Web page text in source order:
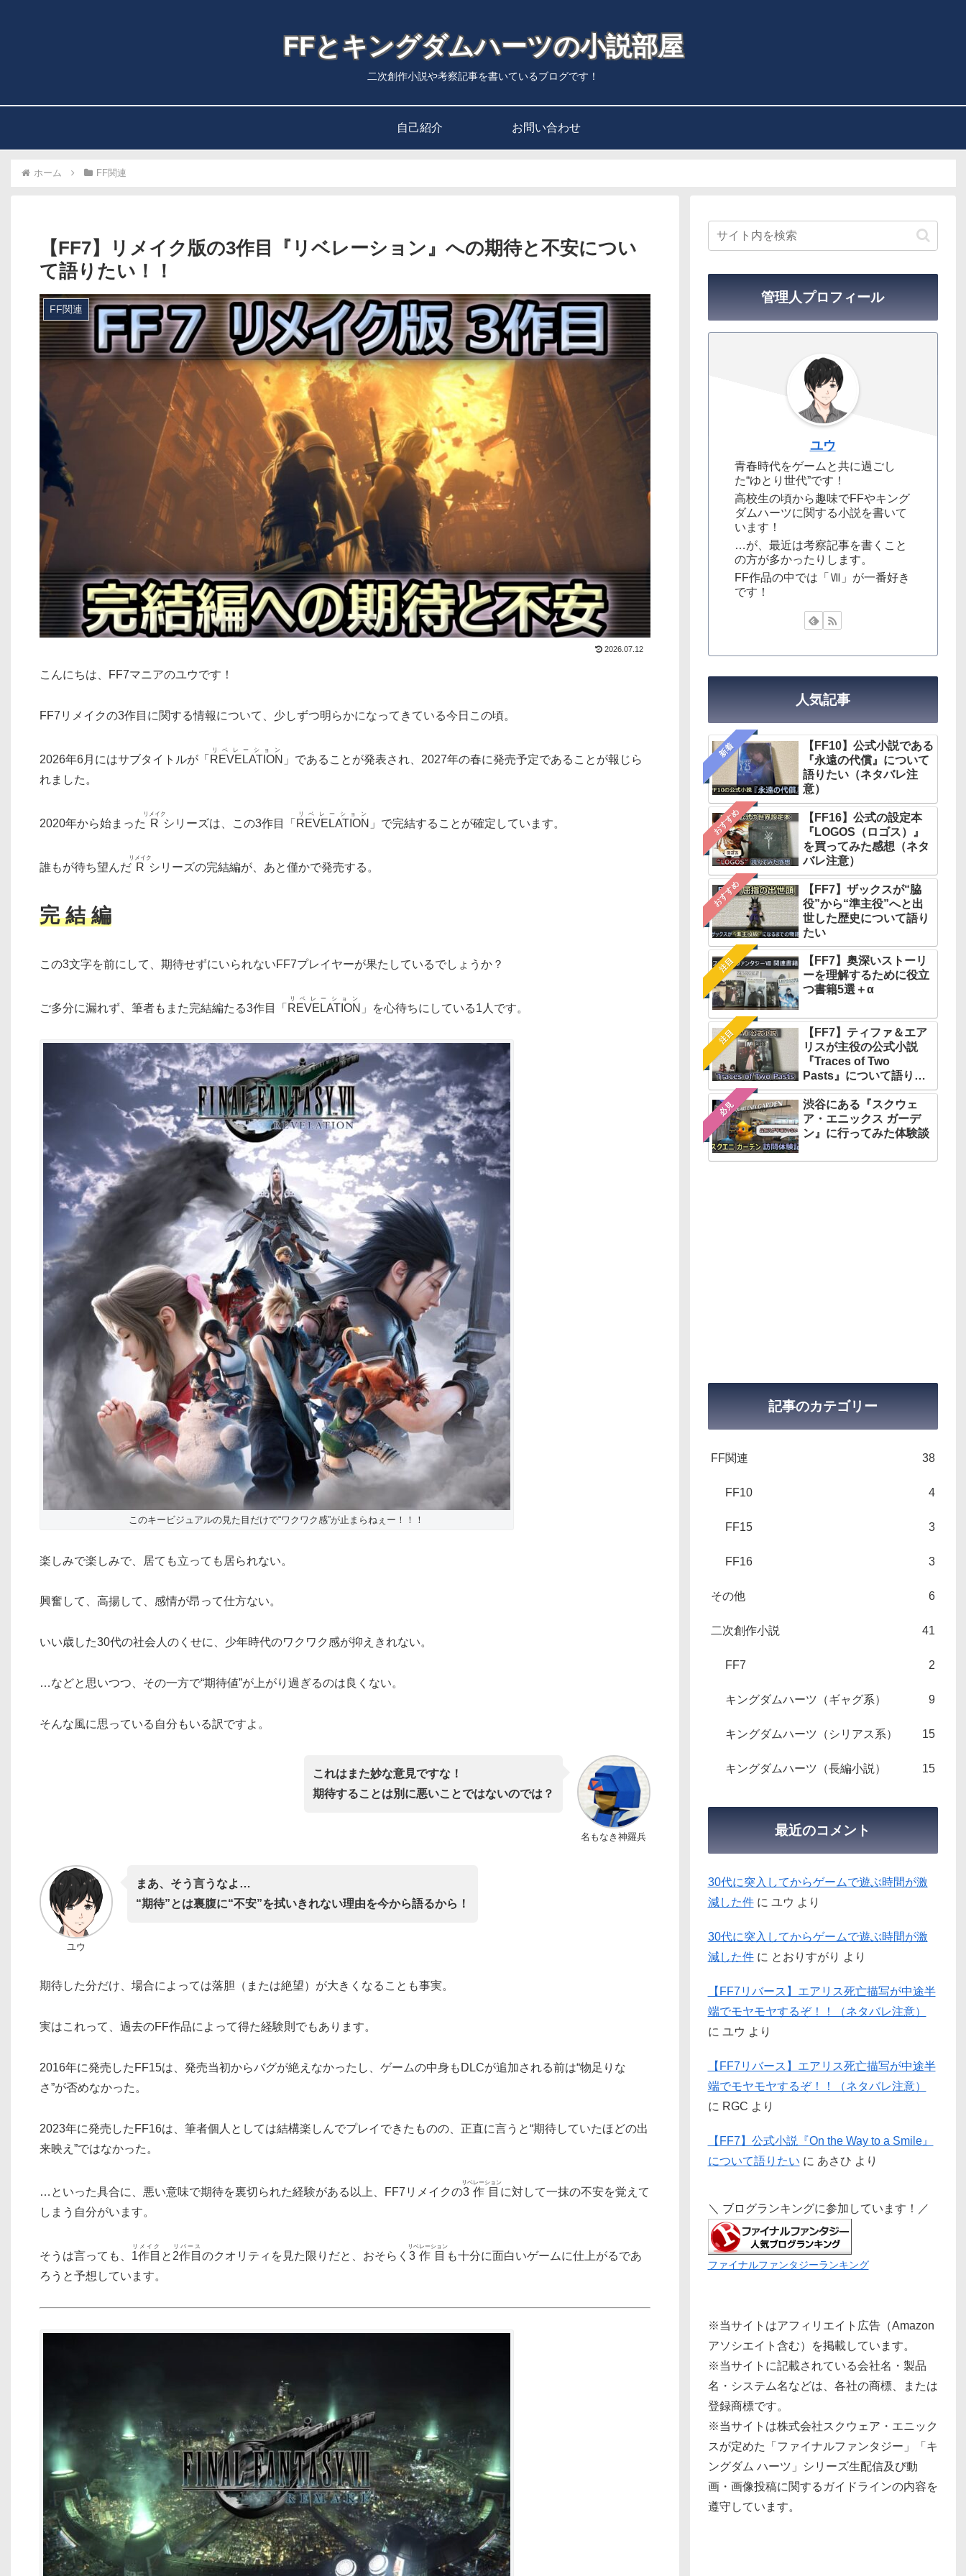
FFとキングダムハーツの小説部屋
二次創作小説や考察記事を書いているブログです！
自己紹介 お問い合わせ
ホーム FF関連
【FF7】リメイク版の3作目『リベレーション』への期待と不安につい
て語りたい！！
FF関連
2026.07.12
こんにちは、FF7マニアのユウです！
FF7リメイクの3作目に関する情報について、少しずつ明らかになってきている今日この頃。
2026年6月にはサブタイトルが「 REVELATION
リベレーション
」であることが発表され、2027年の春に発売予定であることが報じら
れました。
2020年から始まった R
リメイク
シリーズは、この3作目「 REVELATION
リベレーション
」で完結することが確定しています。
誰もが待ち望んだ R
リメイク
シリーズの完結編が、あと僅かで発売する。
完 結 編
この3文字を前にして、期待せずにいられないFF7プレイヤーが果たしているでしょうか？
ご多分に漏れず、筆者もまた完結編たる3作目「 REVELATION
リベレーション
」を心待ちにしている1人です。
このキービジュアルの見た目だけで“ワクワク感”が止まらねぇー！！！
楽しみで楽しみで、居ても立っても居られない。
興奮して、高揚して、感情が昂って仕方ない。
いい歳した30代の社会人のくせに、少年時代のワクワク感が抑えきれない。
…などと思いつつ、その一方で“期待値”が上がり過ぎるのは良くない。
そんな風に思っている自分もいる訳ですよ。
名もなき神羅兵
これはまた妙な意見ですな！
期待することは別に悪いことではないのでは？
ユウ
まあ、そう言うなよ…
“期待”とは裏腹に“不安”を拭いきれない理由を今から語るから！
期待した分だけ、場合によっては落胆（または絶望）が大きくなることも事実。
実はこれって、過去のFF作品によって得た経験則でもあります。
2016年に発売したFF15は、発売当初からバグが絶えなかったし、ゲームの中身もDLCが追加される前は“物足りな
さ”が否めなかった。
2023年に発売したFF16は、筆者個人としては結構楽しんでプレイできたものの、正直に言うと“期待していたほどの出
来映え”ではなかった。
…といった具合に、悪い意味で期待を裏切られた経験がある以上、FF7リメイクの3作目
リベレーション
に対して一抹の不安を覚えて
しまう自分がいます。
そうは言っても、 1作目
リメイク
と 2作目
リバース
のクオリティを見た限りだと、おそらく 3作目
リベレーション
も十分に面白いゲームに仕上がるであ
ろうと予想しています。
管理人プロフィール
ユウ
青春時代をゲームと共に過ごし
た“ゆとり世代”です！
高校生の頃から趣味でFFやキング
ダムハーツに関する小説を書いて
います！
…が、最近は考察記事を書くこと
の方が多かったりします。
FF作品の中では「Ⅶ」が一番好き
です！
人気記事
新着
【FF10】公式小説である
『永遠の代償』について
語りたい（ネタバレ注
意）
おすすめ
【FF16】公式の設定本
『LOGOS（ロゴス）』
を買ってみた感想（ネタ
バレ注意）
おすすめ
【FF7】ザックスが“脇
役”から“準主役”へと出
世した歴史について語り
たい
注目
【FF7】奥深いストーリ
ーを理解するために役立
つ書籍5選＋α
注目
【FF7】ティファ＆エア
リスが主役の公式小説
『Traces of Two
Pasts』について語りた
い
必見
渋谷にある『スクウェ
ア・エニックス ガーデ
ン』に行ってみた体験談
記事のカテゴリー
FF関連 38
FF10 4
FF15 3
FF16 3
その他 6
二次創作小説 41
FF7 2
キングダムハーツ（ギャグ系） 9
キングダムハーツ（シリアス系） 15
キングダムハーツ（長編小説） 15
最近のコメント
30代に突入してからゲームで遊ぶ時間が激
減した件に ユウ より
30代に突入してからゲームで遊ぶ時間が激
減した件に とおりすがり より
【FF7リバース】エアリス死亡描写が中途半
端でモヤモヤするぞ！！（ネタバレ注意）
に ユウ より
【FF7リバース】エアリス死亡描写が中途半
端でモヤモヤするぞ！！（ネタバレ注意）
に RGC より
【FF7】公式小説『On the Way to a Smile』
について語りたい に あさひ より
＼ ブログランキングに参加しています！／
ファイナルファンタジーランキング
※当サイトはアフィリエイト広告（Amazon
アソシエイト含む）を掲載しています。
※当サイトに記載されている会社名・製品
名・システム名などは、各社の商標、または
登録商標です。
※当サイトは株式会社スクウェア・エニック
スが定めた「ファイナルファンタジー」「キ
ングダム ハーツ」シリーズ生配信及び動
画・画像投稿に関するガイドラインの内容を
遵守しています。